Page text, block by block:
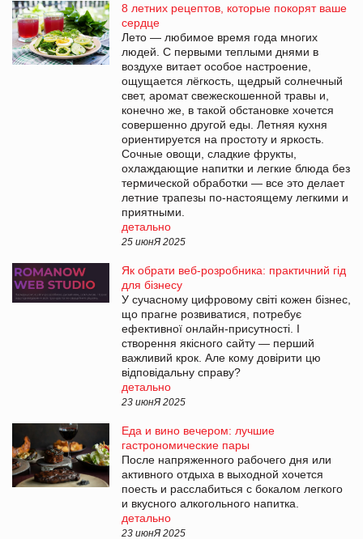
8 летних рецептов, которые покорят ваше
сердце
Лето — любимое время года многих
людей. С первыми теплыми днями в
воздухе витает особое настроение,
ощущается лёгкость, щедрый солнечный
свет, аромат свежескошенной травы и,
конечно же, в такой обстановке хочется
совершенно другой еды. Летняя кухня
ориентируется на простоту и яркость.
Сочные овощи, сладкие фрукты,
охлаждающие напитки и легкие блюда без
термической обработки — все это делает
летние трапезы по-настоящему легкими и
приятными.
детально
25 июнЯ 2025
Як обрати веб-розробника: практичний гід
для бізнесу
У сучасному цифровому світі кожен бізнес,
що прагне розвиватися, потребує
ефективної онлайн-присутності. І
створення якісного сайту — перший
важливий крок. Але кому довірити цю
відповідальну справу?
детально
23 июнЯ 2025
Еда и вино вечером: лучшие
гастрономические пары
После напряженного рабочего дня или
активного отдыха в выходной хочется
поесть и расслабиться с бокалом легкого
и вкусного алкогольного напитка.
детально
23 июнЯ 2025